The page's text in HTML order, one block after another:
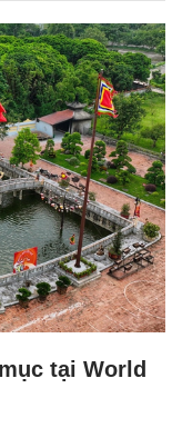
tại World